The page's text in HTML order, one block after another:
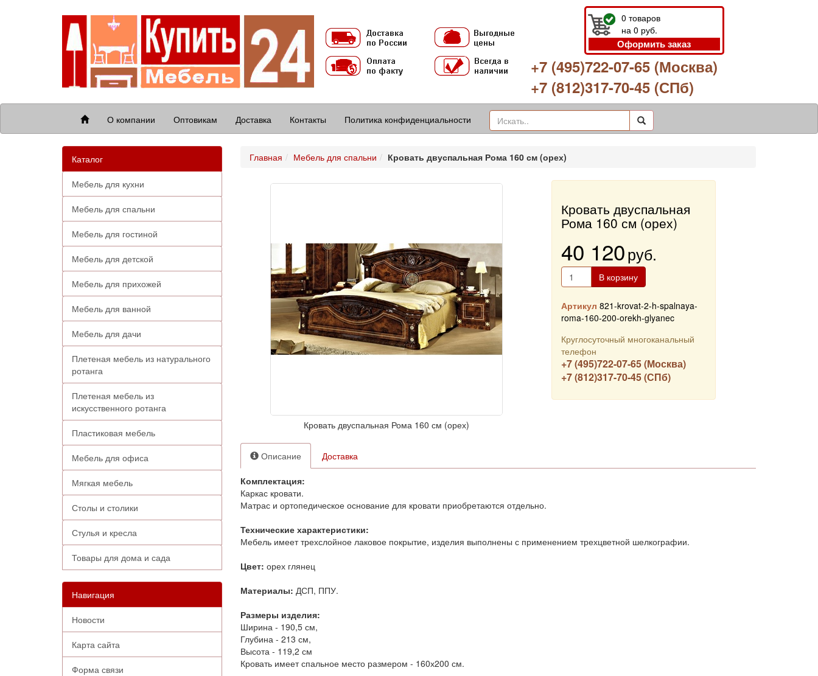
0 товаров
на 0 руб.
Оформить заказ
+7 (495)722-07-65 (Москва)
+7 (812)317-70-45 (СПб)
О компании Оптовикам Доставка Контакты Политика конфиденциальности
Каталог
Мебель для кухни
Мебель для спальни
Мебель для гостиной
Мебель для детской
Мебель для прихожей
Мебель для ванной
Мебель для дачи
Плетеная мебель из натурального
ротанга
Плетеная мебель из
искусственного ротанга
Пластиковая мебель
Мебель для офиса
Мягкая мебель
Столы и столики
Стулья и кресла
Товары для дома и сада
Навигация
Новости
Карта сайта
Форма связи
Главная Мебель для спальни Кровать двуспальная Рома 160 см (орех)
Кровать двуспальная Рома 160 см (орех)
Кровать двуспальная
Рома 160 см (орех)
40 120руб.
В корзину
Артикул 821-krovat-2-h-spalnaya-
roma-160-200-orekh-glyanec
Круглосуточный многоканальный
телефон
+7 (495)722-07-65 (Москва)
+7 (812)317-70-45 (СПб)
Описание Доставка
Комплектация:
Каркас кровати.
Матрас и ортопедическое основание для кровати приобретаются отдельно.
Технические характеристики:
Мебель имеет трехслойное лаковое покрытие, изделия выполнены с применением трехцветной шелкографии.
Цвет: орех глянец
Материалы: ДСП, ППУ.
Размеры изделия:
Ширина - 190,5 см,
Глубина - 213 см,
Высота - 119,2 см
Кровать имеет спальное место размером - 160х200 см.